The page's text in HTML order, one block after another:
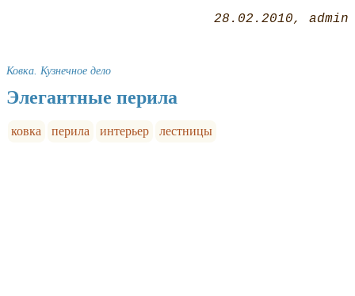
28.02.2010 admin
Ковка. Кузнечное дело
Элегантные перила
ковка перила интерьер лестницы